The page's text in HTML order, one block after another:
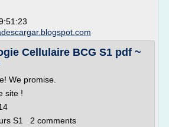
Cellulaire BCG S1 pdf ~
We promise.
site !
S1 2 comments